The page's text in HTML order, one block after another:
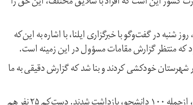
در گفت‌و‌گو با خبرگزاری ایلنا، با اشاره به این‌که
منتظر گزارش مقامات مسؤول در این‌ زمینه است.
خودکشی کردند و بنا شد که گزارش دقیقی به ما